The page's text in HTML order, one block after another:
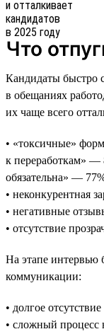
Что
Кандидаты быстро
в обещаниях
их чаще всего
• «токсичные»
к переработкам» —
обязательна» —
• неконкурентная
• негативные
• отсутствие
На этапе интервью
коммуникации:
• долгое
• сложный